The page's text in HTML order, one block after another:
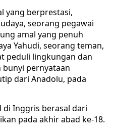
yang berprestasi,
seorang pegawai
amal yang penuh
Yahudi, seorang teman,
peduli lingkungan dan
bunyi pernyataan
dari Anadolu, pada
di Inggris berasal dari
pada akhir abad ke-18.